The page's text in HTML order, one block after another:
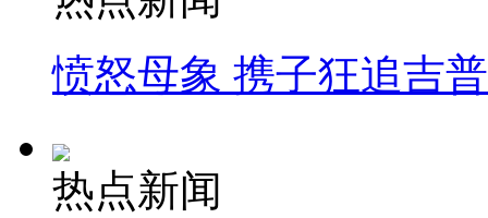
愤怒母象 携子狂追吉
热点新闻